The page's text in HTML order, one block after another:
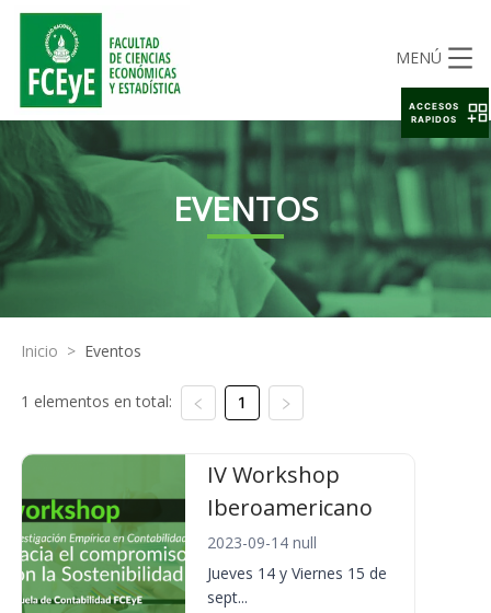
MENÚ
EVENTOS
Inicio > Eventos
1 elementos en total: 1
IV Workshop
Iberoamericano
2023-09-14 null
Jueves 14 y Viernes 15 de
sept...
ACCESOS
RAPIDOS